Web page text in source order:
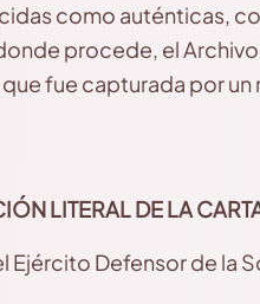
como auténticas,
procede, el
fue capturada por un
LITERAL DE LA
Ejército Defensor de la